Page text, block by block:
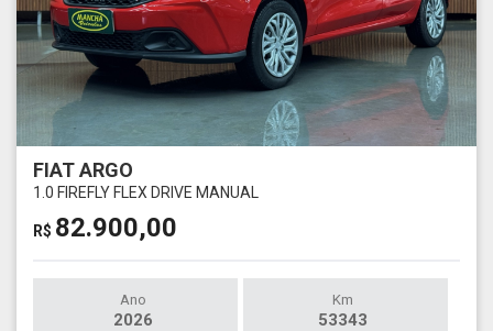
FIAT ARGO
1.0 FIREFLY FLEX DRIVE MANUAL
R$ 82.900,00
Ano
2026
Km
53343